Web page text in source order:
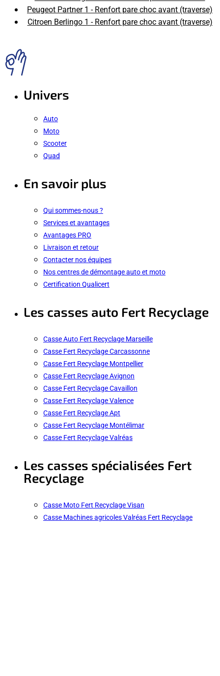
Peugeot Partner 1 - Renfort pare choc avant (traverse)
Citroen Berlingo 1 - Renfort pare choc avant (traverse)
Univers
Auto
Moto
Scooter
Quad
En savoir plus
Qui sommes-nous ?
Services et avantages
Avantages PRO
Livraison et retour
Contacter nos équipes
Nos centres de démontage auto et moto
Certification Qualicert
Les casses auto Fert Recyclage
Casse Auto Fert Recyclage Marseille
Casse Fert Recyclage Carcassonne
Casse Fert Recyclage Montpellier
Casse Fert Recyclage Avignon
Casse Fert Recyclage Cavaillon
Casse Fert Recyclage Valence
Casse Fert Recyclage Apt
Casse Fert Recyclage Montélimar
Casse Fert Recyclage Valréas
Les casses spécialisées Fert
Recyclage
Casse Moto Fert Recyclage Visan
Casse Machines agricoles Valréas Fert Recyclage